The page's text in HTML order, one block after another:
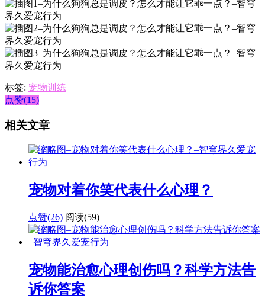
标签: 宠物训练
点赞(15)
相关文章
宠物对着你笑代表什么心理？
点赞(26) 阅读(59)
宠物能治愈心理创伤吗？科学方法告
诉你答案